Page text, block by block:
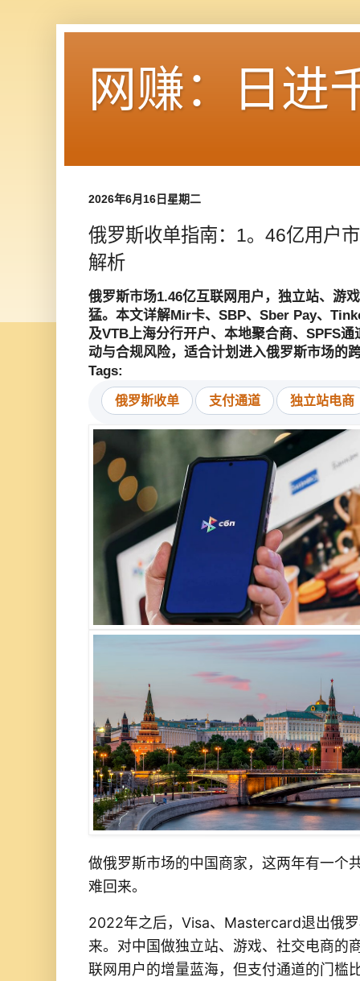
网赚：日进
2026年6月16日星期二
俄罗斯收单指南：1。46亿用户
解析
俄罗斯市场1.46亿互联网用户，独立站、游
猛。本文详解Mir卡、SBP、Sber Pay、
及VTB上海分行开户、本地聚合商、SPFS
动与合规风险，适合计划进入俄罗斯市场的
Tags:
俄罗斯收单 支付通道 独立站电商
做俄罗斯市场的中国商家，这两年有一个
难回来。
2022年之后，Visa、Mastercard退出俄
来。对中国做独立站、游戏、社交电商的
联网用户的增量蓝海，但支付通道的门槛